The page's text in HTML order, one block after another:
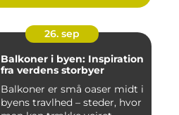
26. sep
Balkoner i byen: Inspiration
fra verdens storbyer
Balkoner er små oaser midt i
byens travlhed – steder, hvor